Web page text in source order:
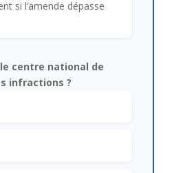
si l’amende dépasse
centre national de
infractions ?